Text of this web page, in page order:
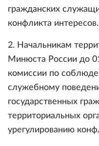
гражданских
конфликта интересов.
2. Начальникам
Минюста России до
комиссии по
служебному
государственных
территориальных
урегулированию